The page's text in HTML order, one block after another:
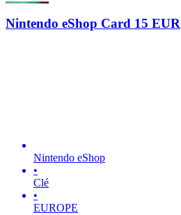
Nintendo eShop Card 15 EUR
Nintendo eShop
•
Clé
•
EUROPE